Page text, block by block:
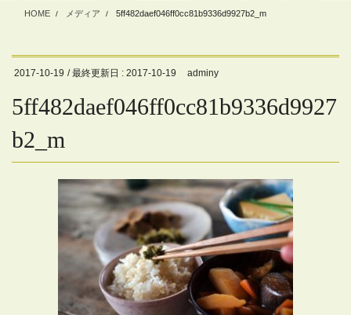
HOME メディア 5ff482daef046ff0cc81b9336d9927b2_m
2017-10-19 / 最終更新日 : 2017-10-19 adminy
5ff482daef046ff0cc81b9336d9927
b2_m